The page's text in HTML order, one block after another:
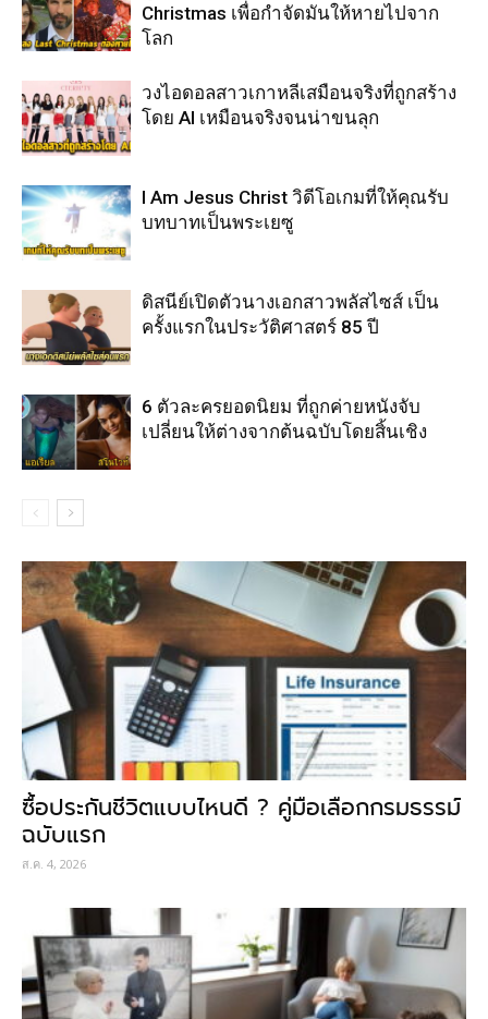
Christmas เพื่อกำจัดมันให้หายไปจาก
โลก
วงไอดอลสาวเกาหลีเสมือนจริงที่ถูกสร้าง
โดย AI เหมือนจริงจนน่าขนลุก
I Am Jesus Christ วิดีโอเกมที่ให้คุณรับ
บทบาทเป็นพระเยซู
ดิสนีย์เปิดตัวนางเอกสาวพลัสไซส์ เป็น
ครั้งแรกในประวัติศาสตร์ 85 ปี
6 ตัวละครยอดนิยม ที่ถูกค่ายหนังจับ
เปลี่ยนให้ต่างจากต้นฉบับโดยสิ้นเชิง
ซื้อประกันชีวิตแบบไหนดี ? คู่มือเลือกกรมธรรม์
ฉบับแรก
ส.ค. 4, 2026